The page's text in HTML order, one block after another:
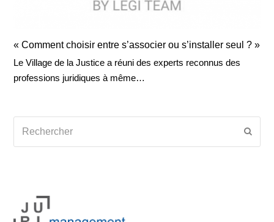
« Comment choisir entre s’associer ou s’installer seul ? »
Le Village de la Justice a réuni des experts reconnus des
professions juridiques à même…